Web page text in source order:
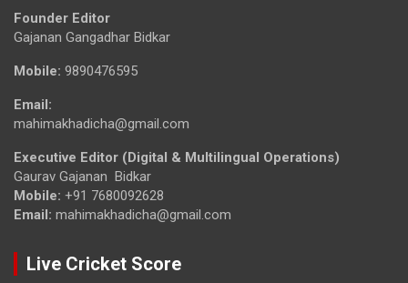
Founder Editor
Gajanan Gangadhar Bidkar
Mobile: 9890476595
Email:
mahimakhadicha@gmail.com
Executive Editor (Digital & Multilingual Operations)
Gaurav Gajanan Bidkar
Mobile: +91 7680092628
Email: mahimakhadicha@gmail.com
Live Cricket Score